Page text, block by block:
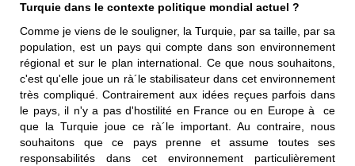
Turquie dans le contexte politique mondial actuel ?
Comme je viens de le souligner, la Turquie, par sa taille, par sa
population, est un pays qui compte dans son environnement
régional et sur le plan international. Ce que nous souhaitons,
c'est qu'elle joue un rà´le stabilisateur dans cet environnement
très compliqué. Contrairement aux idées reçues parfois dans
le pays, il n'y a pas d'hostilité en France ou en Europe à ce
que la Turquie joue ce rà´le important. Au contraire, nous
souhaitons que ce pays prenne et assume toutes ses
responsabilités dans cet environnement particulièrement